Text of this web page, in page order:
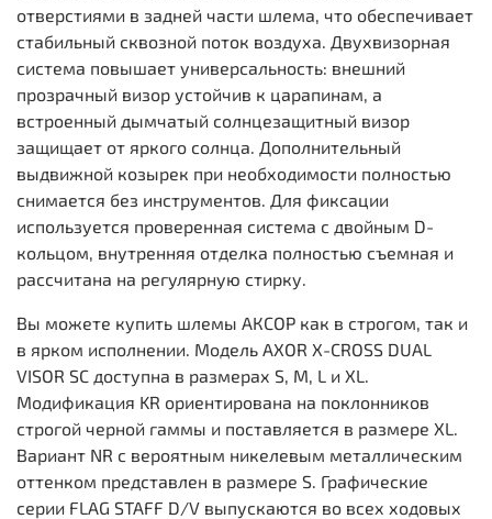
отверстиями в задней части шлема, что обеспечивает
стабильный сквозной поток воздуха. Двухвизорная
система повышает универсальность: внешний
прозрачный визор устойчив к царапинам, а
встроенный дымчатый солнцезащитный визор
защищает от яркого солнца. Дополнительный
выдвижной козырек при необходимости полностью
снимается без инструментов. Для фиксации
используется проверенная система с двойным D-
кольцом, внутренняя отделка полностью съемная и
рассчитана на регулярную стирку.
Вы можете купить шлемы АКСОР как в строгом, так и
в ярком исполнении. Модель AXOR X-CROSS DUAL
VISOR SC доступна в размерах S, M, L и XL.
Модификация KR ориентирована на поклонников
строгой черной гаммы и поставляется в размере XL.
Вариант NR с вероятным никелевым металлическим
оттенком представлен в размере S. Графические
серии FLAG STAFF D/V выпускаются во всех ходовых